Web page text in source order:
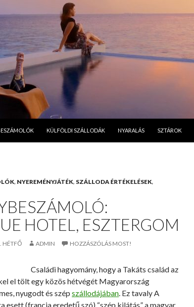
KÜLFÖLDI SZÁLLODÁK NYARALÁS SZTÁROK
, NYEREMÉNYJÁTÉK, SZÁLLODA ÉRTÉKELÉSEK,
HOTEL, ESZTERGOM
HÉTFŐ ADMIN HOZZÁSZÓLÁS MOST!
Családi hagyomány, hogy a Takáts család az
el tölt egy közös hétvégét Magyarország
nyugodt és szép szállodájában. Ez tavaly A
esett (francia eredetű szó) “szép kilátás” a magyar